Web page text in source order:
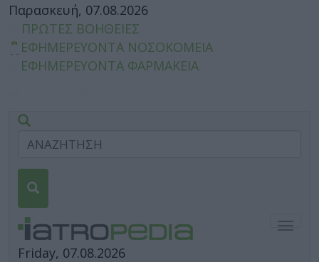
Παρασκευή, 07.08.2026
ΠΡΩΤΕΣ ΒΟΗΘΕΙΕΣ
ΕΦΗΜΕΡΕΥΟΝΤΑ ΝΟΣΟΚΟΜΕΙΑ
ΕΦΗΜΕΡΕΥΟΝΤΑ ΦΑΡΜΑΚΕΙΑ
Friday, 07.08.2026